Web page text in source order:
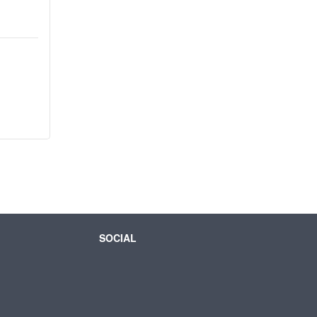
SOCIAL